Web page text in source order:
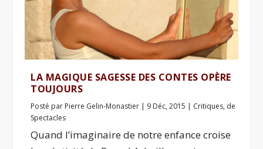
LA MAGIQUE SAGESSE DES CONTES OPÈRE
TOUJOURS
Posté par Pierre Gelin-Monastier | 9 Déc, 2015 | Critiques, de
Spectacles
Quand l’imaginaire de notre enfance croise